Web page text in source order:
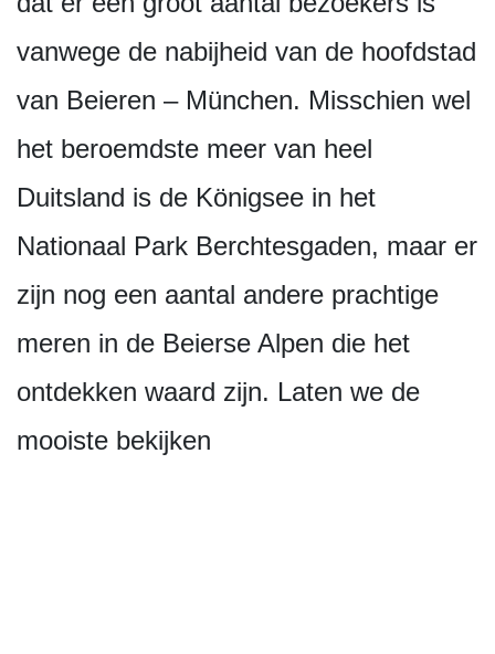
vanwege de nabijheid van de hoofdstad
van Beieren – München. Misschien wel
het beroemdste meer van heel
Duitsland is de Königsee in het
Nationaal Park Berchtesgaden, maar er
zijn nog een aantal andere prachtige
meren in de Beierse Alpen die het
ontdekken waard zijn. Laten we de
mooiste bekijken